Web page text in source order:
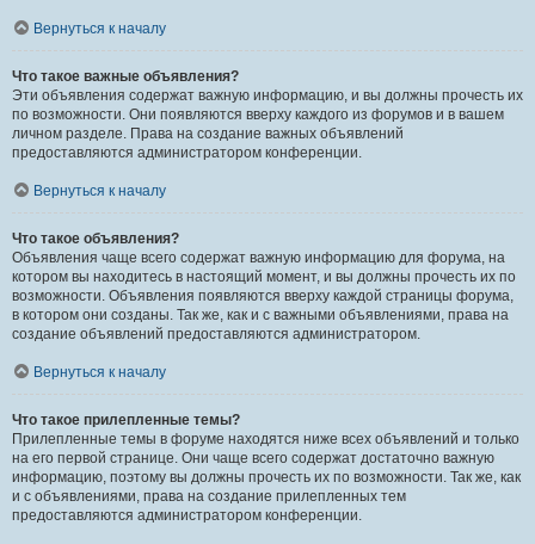
Вернуться к началу
Что такое важные объявления?
Эти объявления содержат важную информацию, и вы должны прочесть их
по возможности. Они появляются вверху каждого из форумов и в вашем
личном разделе. Права на создание важных объявлений
предоставляются администратором конференции.
Вернуться к началу
Что такое объявления?
Объявления чаще всего содержат важную информацию для форума, на
котором вы находитесь в настоящий момент, и вы должны прочесть их по
возможности. Объявления появляются вверху каждой страницы форума,
в котором они созданы. Так же, как и с важными объявлениями, права на
создание объявлений предоставляются администратором.
Вернуться к началу
Что такое прилепленные темы?
Прилепленные темы в форуме находятся ниже всех объявлений и только
на его первой странице. Они чаще всего содержат достаточно важную
информацию, поэтому вы должны прочесть их по возможности. Так же, как
и с объявлениями, права на создание прилепленных тем
предоставляются администратором конференции.